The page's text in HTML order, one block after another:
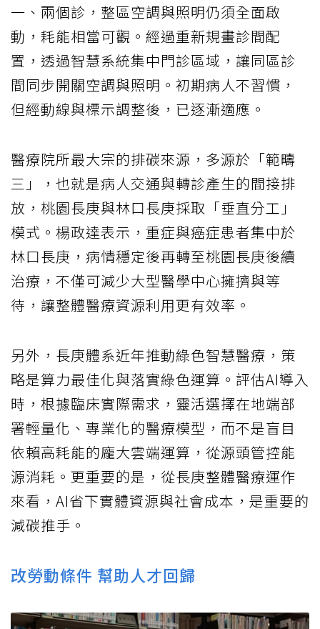
一、兩個診，整區空調與照明仍須全面啟
動，耗能相當可觀。經過重新規畫診間配
置，透過智慧系統集中門診區域，讓同區診
間同步開關空調與照明。初期病人不習慣，
但經動線與標示調整後，已逐漸適應。
醫療院所最大宗的排碳來源，多源於「範疇
三」，也就是病人交通與轉診產生的間接排
放，桃園長庚與林口長庚採取「垂直分工」
模式。楊政達表示，重症與癌症患者集中於
林口長庚，病情穩定後再轉至桃園長庚後續
治療，不僅可減少大型醫學中心擁擠與等
待，讓整體醫療資源利用更有效率。
另外，長庚體系近年推動綠色智慧醫療，策
略是算力最佳化與落實綠色運算。評估AI導入
時，根據臨床實際需求，靈活選擇在地端部
署輕量化、專業化的醫療模型，而不是盲目
依賴高耗能的龐大雲端運算，從源頭管控能
源消耗。更重要的是，從長庚整體醫療運作
來看，AI省下實體資源與社會成本，是重要的
減碳推手。
改勞動條件 幫助人才回歸